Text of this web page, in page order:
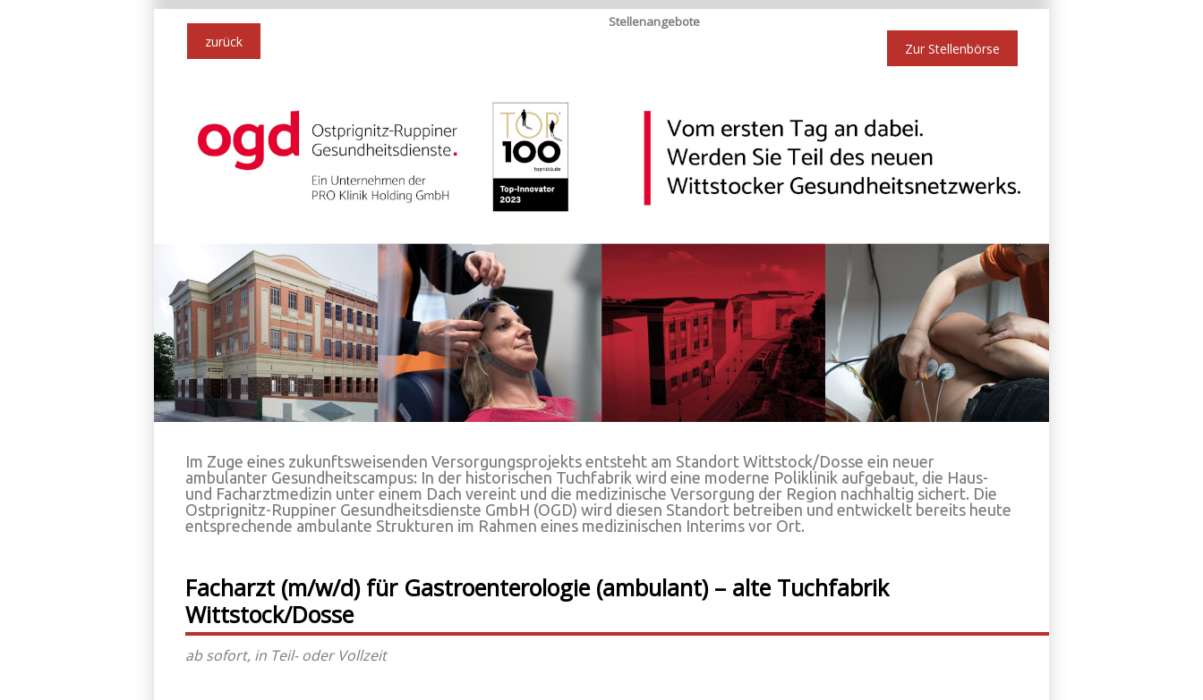
Zur Stellenbörse
Stellenangebote
zurück
Im Zuge eines zukunftsweisenden Versorgungsprojekts entsteht am Standort Wittstock/Dosse ein neuer
ambulanter Gesundheitscampus: In der historischen Tuchfabrik wird eine moderne Poliklinik aufgebaut, die Haus-
und Facharztmedizin unter einem Dach vereint und die medizinische Versorgung der Region nachhaltig sichert. Die
Ostprignitz-Ruppiner Gesundheitsdienste GmbH (OGD) wird diesen Standort betreiben und entwickelt bereits heute
entsprechende ambulante Strukturen im Rahmen eines medizinischen Interims vor Ort.
Facharzt (m/w/d)für Gastroenterologie (ambulant) – alte Tuchfabrik
Wittstock/Dosse
ab sofort, in Teil- oder Vollzeit